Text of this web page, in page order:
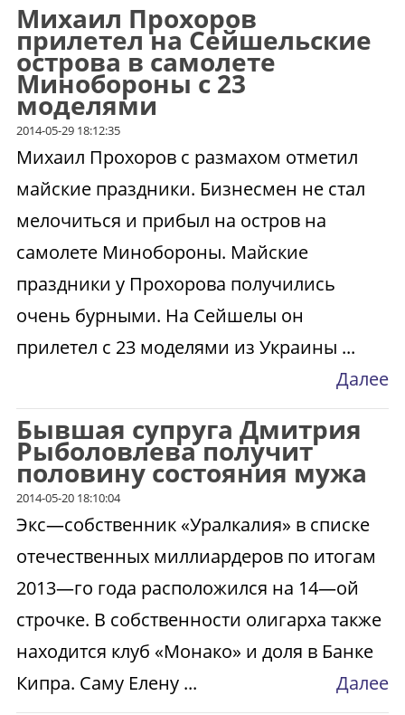
Михаил Прохоров
прилетел на Сейшельские
острова в самолете
Минобороны с 23
моделями
2014-05-29 18:12:35
Михаил Прохоров с размахом отметил
майские праздники. Бизнесмен не стал
мелочиться и прибыл на остров на
самолете Минобороны. Майские
праздники у Прохорова получились
очень бурными. На Сейшелы он
прилетел с 23 моделями из Украины ...
Далее
Бывшая супруга Дмитрия
Рыболовлева получит
половину состояния мужа
2014-05-20 18:10:04
Экс—собственник «Уралкалия» в списке
отечественных миллиардеров по итогам
2013—го года расположился на 14—ой
строчке. В собственности олигарха также
находится клуб «Монако» и доля в Банке
Кипра. Саму Елену ...
Далее